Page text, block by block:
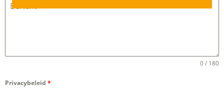
Bericht
0 / 180
Privacybeleid *